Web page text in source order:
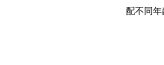
配不同年